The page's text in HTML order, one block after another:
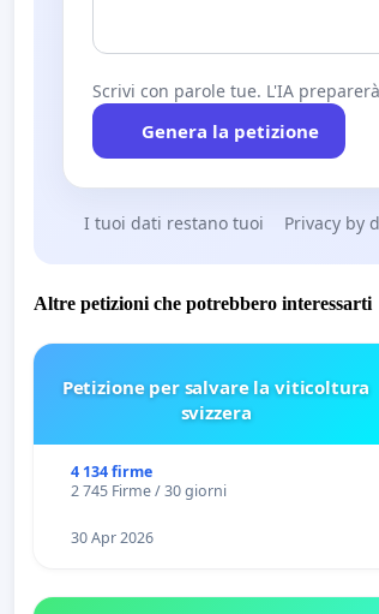
Scrivi con parole tue. L'IA
Genera la petizione
I tuoi dati restano tuoi Privacy by
Altre petizioni che potrebbero interessarti
Petizione per salvare la viticoltura
svizzera
4 134 firme
2 745 Firme / 30 giorni
30 Apr 2026